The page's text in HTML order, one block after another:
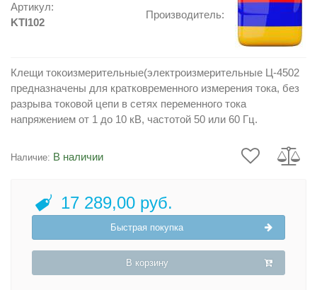
Артикул:
KTI102
Производитель:
Клещи токоизмерительные(электроизмерительные Ц-4502
предназначены для кратковременного измерения тока, без
разрыва токовой цепи в сетях переменного тока
напряжением от 1 до 10 кВ, частотой 50 или 60 Гц.
Наличие: В наличии
17 289,00 руб.
Быстрая покупка
В корзину